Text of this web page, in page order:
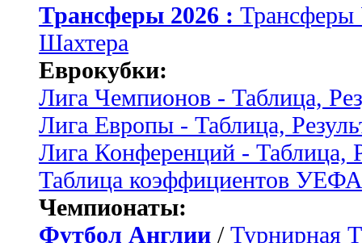
Трансферы 2026 :
Шахтера
Еврокубки:
Лига Чемпионов - Таблица,
Лига Европы - Таблица,
Лига Конференций - Таблица,
Таблица коэффициентов УЕФА
Чемпионаты:
Футбол Англии / Турнирная